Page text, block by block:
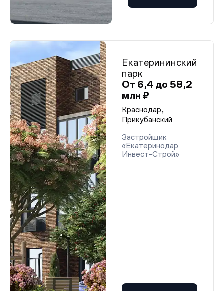
Екатерининский
парк
От 6,4 до 58,2
млн ₽
Краснодар,
Прикубанский
Застройщик
«Екатеринодар
Инвест-Строй»